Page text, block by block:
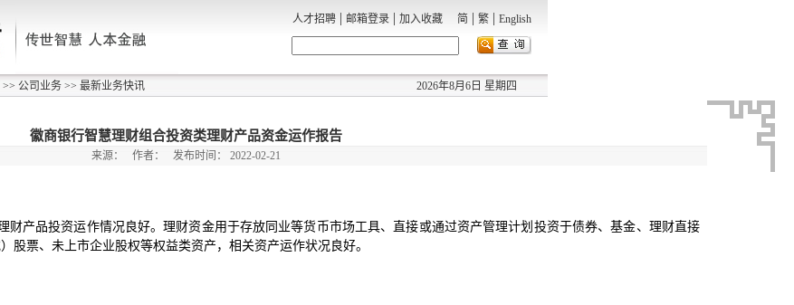
人才招聘 | 邮箱登录 | 加入收藏 简 | 繁 | English
>> 公司业务 >> 最新业务快讯 2026年8月6日 星期四
徽商银行智慧理财组合投资类理财产品资金运作报告
来源： 作者： 发布时间： 2022-02-21